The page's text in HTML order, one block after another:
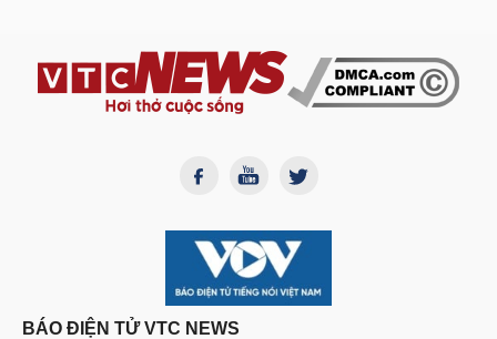
BÁO ĐIỆN TỬ VTC NEWS